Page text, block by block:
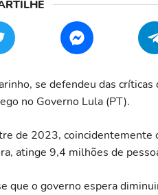
se defendeu das críticas
no Governo Lula (PT).
de 2023, coincidentemente
atinge 9,4 milhões de
que o governo espera